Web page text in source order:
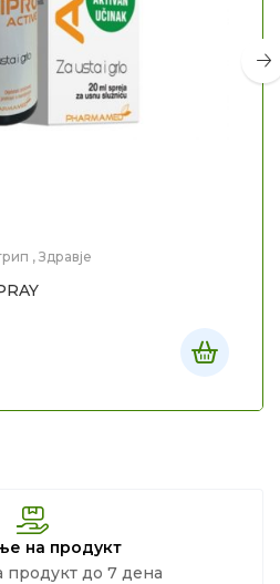
, Здравје
на продукт
до 7 дена